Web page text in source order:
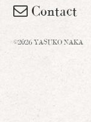
Contact
©2026 YASUKO NAKA